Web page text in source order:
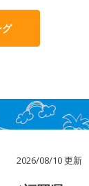
2026/08/10 更新